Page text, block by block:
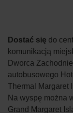
Dostać się do
komunikacją
Dworca
autobusowego
Thermal Margaret
Na wyspę można
Grand Margaret